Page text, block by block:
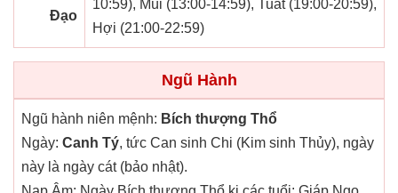
Đạo
10:59), Mùi (13:00-14:59), Tuất (19:00-20:59),
Hợi (21:00-22:59)
Ngũ Hành
Ngũ hành niên mệnh: Bích thượng Thổ
Ngày: Canh Tý, tức Can sinh Chi (Kim sinh Thủy), ngày
này là ngày cát (bảo nhật).